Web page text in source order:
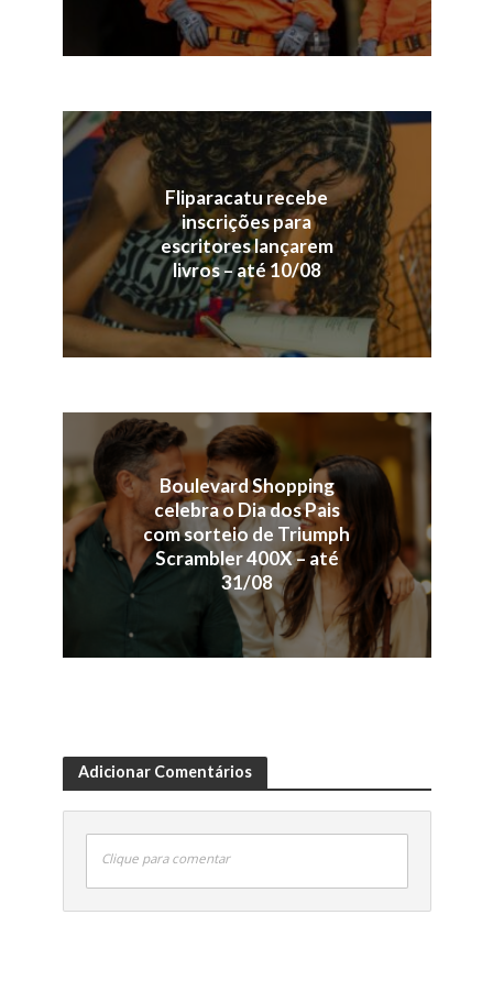
Fliparacatu recebe
inscrições para
escritores lançarem
livros – até 10/08
Boulevard Shopping
celebra o Dia dos Pais
com sorteio de Triumph
Scrambler 400X – até
31/08
Adicionar Comentários
Clique para comentar